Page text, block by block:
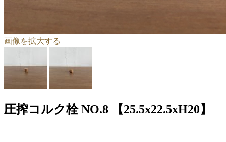
画像を拡大する
圧搾コルク栓 NO.8 【25.5x22.5xH20】